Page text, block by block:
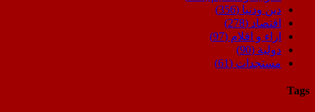
دين ودنيا (356)
اقتصاد (278)
اراء و اقلام (97)
دولية (90)
مستجدات (61)
Tags